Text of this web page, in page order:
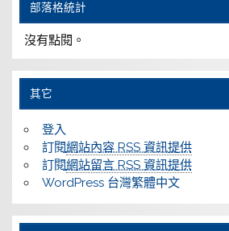
部落格統計
沒有點閱。
其它
登入
訂閱網站內容 RSS 資訊提供
訂閱網站留言 RSS 資訊提供
WordPress 台灣繁體中文